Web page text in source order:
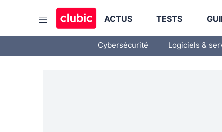
ACTUS TESTS
Cybersécurité Logiciels &